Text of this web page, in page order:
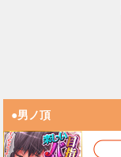
●男ノ頂